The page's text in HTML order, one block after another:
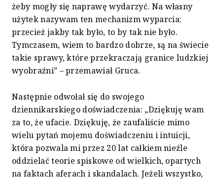
żeby mogły się naprawę wydarzyć. Na własny
użytek nazywam ten mechanizm wyparcia:
przecież jakby tak było, to by tak nie było.
Tymczasem, wiem to bardzo dobrze, są na świecie
takie sprawy, które przekraczają granice ludzkiej
wyobraźni” – przemawiał Gruca.
Następnie odwołał się do swojego
dziennikarskiego doświadczenia: „Dziękuję wam
za to, że ufacie. Dziękuję, że zaufaliście mimo
wielu pytań mojemu doświadczeniu i intuicji,
która pozwala mi przez 20 lat całkiem nieźle
oddzielać teorie spiskowe od wielkich, opartych
na faktach aferach i skandalach. Jeżeli wszystko,